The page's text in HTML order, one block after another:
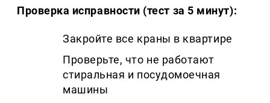
Проверка исправности (тест за 5 минут):
Закройте все краны в квартире
Проверьте, что не работают
стиральная и посудомоечная
машины